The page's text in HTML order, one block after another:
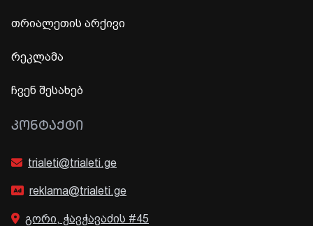
თრიალეთის არქივი
რეკლამა
ჩვენ შესახებ
ᲙᲝᲜᲢᲐᲥᲢᲘ
trialeti@trialeti.ge
reklama@trialeti.ge
გორი, ჭავჭავაძის #45